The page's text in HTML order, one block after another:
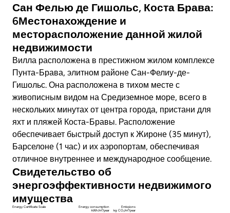
Сан Фелью де Гишольс, Коста Брава:
6Местонахождение и
месторасположение данной жилой
недвижимости
Вилла расположена в престижном жилом комплексе
Пунта-Брава, элитном районе Сан-Фелиу-де-
Гишольс. Она расположена в тихом месте с
живописным видом на Средиземное море, всего в
нескольких минутах от центра города, пристани для
яхт и пляжей Коста-Бравы. Расположение
обеспечивает быстрый доступ к Жироне (35 минут),
Барселоне (1 час) и их аэропортам, обеспечивая
отличное внутреннее и международное сообщение.
Свидетельство об
энергоэффективности недвижимого
имущества
Energy Certificate Scale
Energy consumption
kWh/m²/year
Emissions
kg CO₂/m²/year